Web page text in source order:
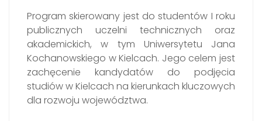
Program skierowany jest do studentów I roku
publicznych uczelni technicznych oraz
akademickich, w tym Uniwersytetu Jana
Kochanowskiego w Kielcach. Jego celem jest
zachęcenie kandydatów do podjęcia
studiów w Kielcach na kierunkach kluczowych
dla rozwoju województwa.